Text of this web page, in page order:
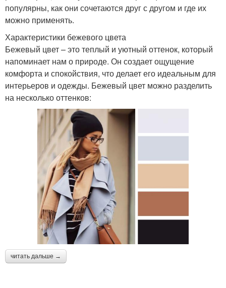
популярны, как они сочетаются друг с другом и где их
можно применять.
Характеристики бежевого цвета
Бежевый цвет – это теплый и уютный оттенок, который
напоминает нам о природе. Он создает ощущение
комфорта и спокойствия, что делает его идеальным для
интерьеров и одежды. Бежевый цвет можно разделить
на несколько оттенков:
читать дальше →